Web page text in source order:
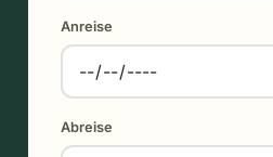
Anreise
Abreise